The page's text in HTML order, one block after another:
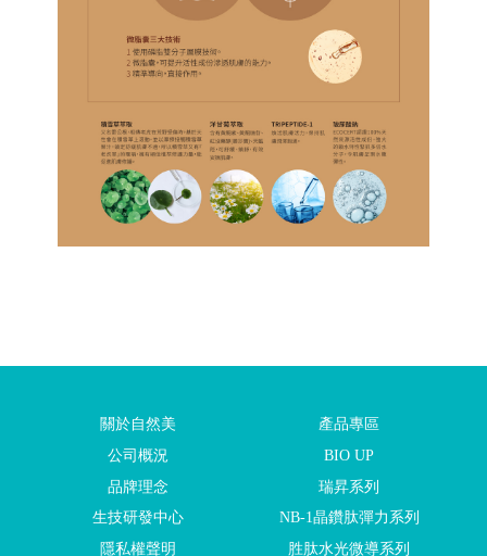
關於自然美
公司概況
品牌理念
生技研發中心
隱私權聲明
產品專區
BIO UP
瑞昇系列
NB-1晶鑽肽彈力系列
胜肽水光微導系列